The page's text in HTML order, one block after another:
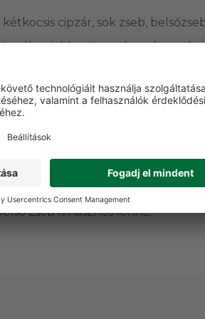
kétkocsis cipzár, sok zseb,
télen jobban is tarthatná a
hat külső zseb (ebből
rávarrott zseb), kétkocsis
nagyon hasznos!), a
apró lapos dolgok is (pl.
beleférnek.
ennyibe kerül az egyik
is jó! Esetleg egy
zseb is hasznos lenne.